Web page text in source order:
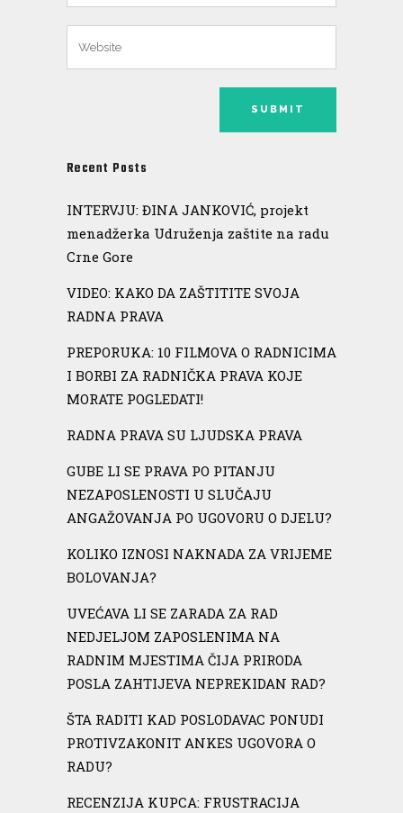
Recent Posts
INTERVJU: ĐINA JANKOVIĆ, projekt
menadžerka Udruženja zaštite na radu
Crne Gore
VIDEO: KAKO DA ZAŠTITITE SVOJA
RADNA PRAVA
PREPORUKA: 10 FILMOVA O RADNICIMA
I BORBI ZA RADNIČKA PRAVA KOJE
MORATE POGLEDATI!
RADNA PRAVA SU LJUDSKA PRAVA
GUBE LI SE PRAVA PO PITANJU
NEZAPOSLENOSTI U SLUČAJU
ANGAŽOVANJA PO UGOVORU O DJELU?
KOLIKO IZNOSI NAKNADA ZA VRIJEME
BOLOVANJA?
UVEĆAVA LI SE ZARADA ZA RAD
NEDJELJOM ZAPOSLENIMA NA
RADNIM MJESTIMA ČIJA PRIRODA
POSLA ZAHTIJEVA NEPREKIDAN RAD?
ŠTA RADITI KAD POSLODAVAC PONUDI
PROTIVZAKONIT ANKES UGOVORA O
RADU?
RECENZIJA KUPCA: FRUSTRACIJA